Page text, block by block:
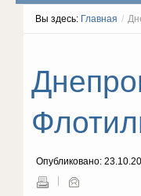
Вы здесь: Главная /
Опубликовано: